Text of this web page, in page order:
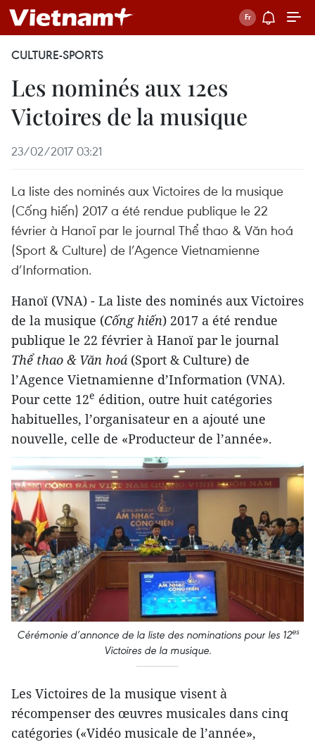
CULTURE-SPORTS
Les nominés aux 12es
Victoires de la musique
23/02/2017 03:21
La liste des nominés aux Victoires de la musique
(Cống hiến) 2017 a été rendue publique le 22
février à Hanoï par le journal Thể thao & Văn hoá
(Sport & Culture) de l’Agence Vietnamienne
d’Information.
Hanoï (VNA) - La liste des nominés aux Victoires
de la musique (Cống hiến) 2017 a été rendue
publique le 22 février à Hanoï par le journal
Thể thao & Văn hoá (Sport & Culture) de
l’Agence Vietnamienne d’Information (VNA).
Pour cette 12e édition, outre huit catégories
habituelles, l’organisateur en a ajouté une
nouvelle, celle de «Producteur de l’année».
Cérémonie d’annonce de la liste des nominations pour les 12es
Victoires de la musique.
Les Victoires de la musique visent à
récompenser des œuvres musicales dans cinq
catégories («Vidéo musicale de l’année»,